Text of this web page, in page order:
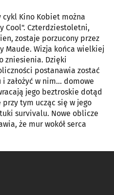
cykl Kino Kobiet można
Cool". Czterdziestoletni,
zostaje porzucony przez
Maude. Wizja końca wielkiej
zniesienia. Dzięki
postanawia zostać
założyć w nim... domowe
jego beztroskie dotąd
tym ucząc się w jego
survivalu. Nowe oblicze
że mur wokół serca